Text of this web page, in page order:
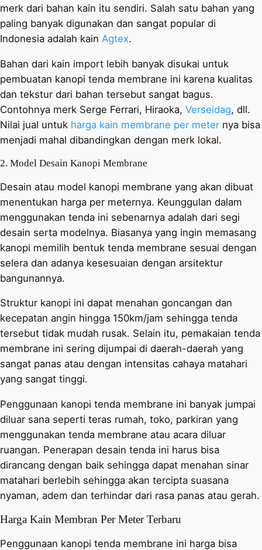
merk dari bahan kain itu sendiri. Salah satu bahan yang
paling banyak digunakan dan sangat popular di
Indonesia adalah kain Agtex.
Bahan dari kain import lebih banyak disukai untuk
pembuatan kanopi tenda membrane ini karena kualitas
dan tekstur dari bahan tersebut sangat bagus.
Contohnya merk Serge Ferrari, Hiraoka, Verseidag, dll.
Nilai jual untuk harga kain membrane per meter nya bisa
menjadi mahal dibandingkan dengan merk lokal.
2. Model Desain Kanopi Membrane
Desain atau model kanopi membrane yang akan dibuat
menentukan harga per meternya. Keunggulan dalam
menggunakan tenda ini sebenarnya adalah dari segi
desain serta modelnya. Biasanya yang ingin memasang
kanopi memilih bentuk tenda membrane sesuai dengan
selera dan adanya kesesuaian dengan arsitektur
bangunannya.
Struktur kanopi ini dapat menahan goncangan dan
kecepatan angin hingga 150km/jam sehingga tenda
tersebut tidak mudah rusak. Selain itu, pemakaian tenda
membrane ini sering dijumpai di daerah-daerah yang
sangat panas atau dengan intensitas cahaya matahari
yang sangat tinggi.
Penggunaan kanopi tenda membrane ini banyak jumpai
diluar sana seperti teras rumah, toko, parkiran yang
menggunakan tenda membrane atau acara diluar
ruangan. Penerapan desain tenda ini harus bisa
dirancang dengan baik sehingga dapat menahan sinar
matahari berlebih sehingga akan tercipta suasana
nyaman, adem dan terhindar dari rasa panas atau gerah.
Harga Kain Membran Per Meter Terbaru
Penggunaan kanopi tenda membrane ini harga bisa